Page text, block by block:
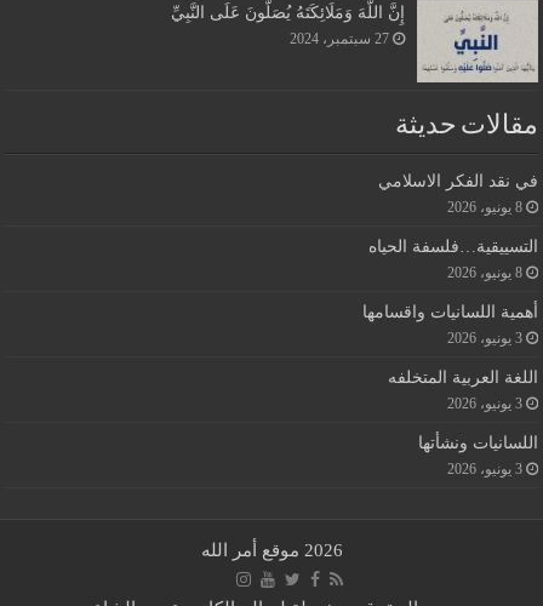
إِنَّ اللَّهَ وَمَلَائِكَتَهُ يُصَلُّونَ عَلَى النَّبِيِّ
27 سبتمبر، 2024
مقالات حديثة
في نقد الفكر الاسلامي
8 يونيو، 2026
التسييقية…فلسفة الحياه
8 يونيو، 2026
أهمية اللسانيات واقسامها
3 يونيو، 2026
اللغة العربية المتخلفه
3 يونيو، 2026
اللسانيات ونشأتها
3 يونيو، 2026
2026 موقع أمر الله